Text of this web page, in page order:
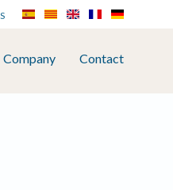
Company Contact